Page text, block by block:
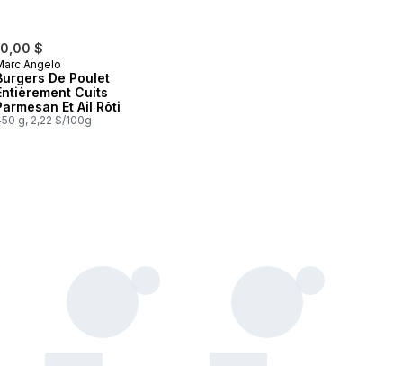
$
Angelo
De Poulet
Cuits
Et Ail Rôti
g, 2,22 $/100g